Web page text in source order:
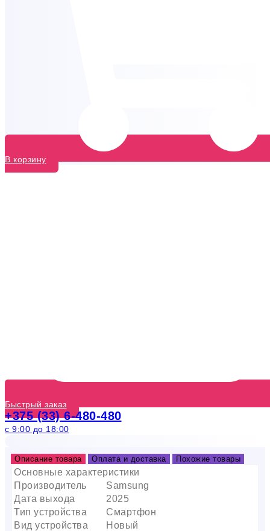
В корзину
Быстрый заказ
+375 (33) 6-480-480
с 9:00 до 18:00
Описание товара Оплата и доставка Похожие товары
Основные характеристики
Производитель
Samsung
Дата выхода
2025
Тип устройства
Смартфон
Вид устройства
Новый